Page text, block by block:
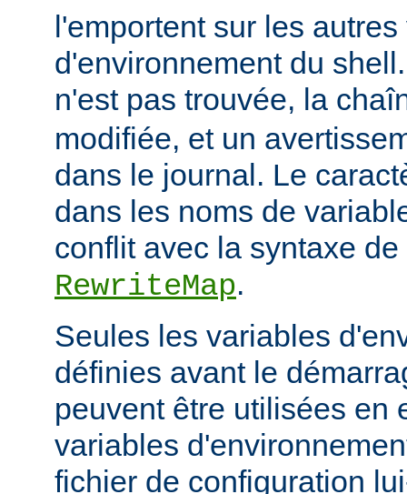
l'emportent sur les
d'environnement du
n'est pas trouvée, la
modifiée, et un
dans le journal. Le
dans les noms de
conflit avec la syntaxe
RewriteMap.
Seules les variables
définies avant le
peuvent être utilisées en
variables
fichier de configuration